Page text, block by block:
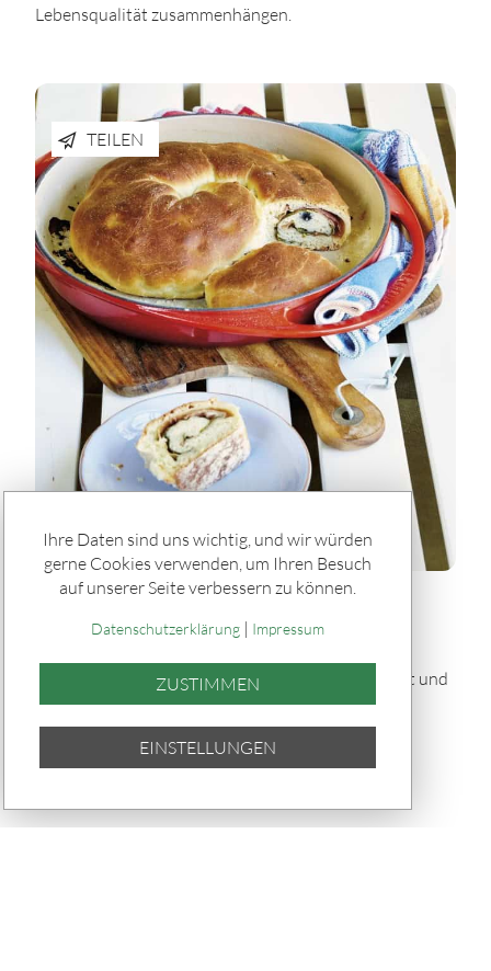
Lebensqualität zusammenhängen.
TEILEN
Rätseln & Service / Rezepte
Gefülltes Brot "Tortano" vom Grill
Dieses gefüllte Brot „Tortano“ vom Grill ist herzhaft und
saftig: Ein fluffiger Hefeteig umhüllt Pesto,
gebacken und perfekt für Grillabende.
Ihre Daten sind uns wichtig, und wir würden
gerne Cookies verwenden, um Ihren Besuch
auf unserer Seite verbessern zu können.
Datenschutzerklärung| Impressum
ZUSTIMMEN
EINSTELLUNGEN